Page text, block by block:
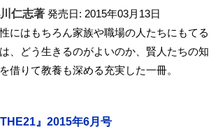
仁志著 発売日: 2015年03月13日
にはもちろん家族や職場の人たちにもてる
、どう生きるのがよいのか、賢人たちの知
借りて教養も深める充実した一冊。
THE21』2015年6月号